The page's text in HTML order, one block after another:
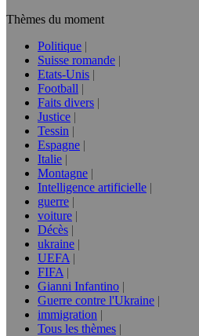
Thèmes du moment
Politique
Suisse romande
Etats-Unis
Football
Faits divers
Justice
Tessin
Espagne
Italie
Montagne
Intelligence artificielle
guerre
voiture
Décès
ukraine
UEFA
FIFA
Gianni Infantino
Guerre contre l'Ukraine
immigration
Tous les thèmes